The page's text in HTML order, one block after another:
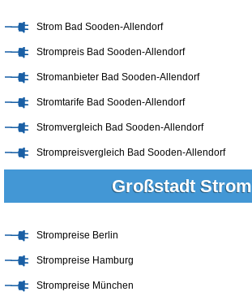
Strom Bad Sooden-Allendorf
Strompreis Bad Sooden-Allendorf
Stromanbieter Bad Sooden-Allendorf
Stromtarife Bad Sooden-Allendorf
Stromvergleich Bad Sooden-Allendorf
Strompreisvergleich Bad Sooden-Allendorf
Großstadt Strom
Strompreise Berlin
Strompreise Hamburg
Strompreise München